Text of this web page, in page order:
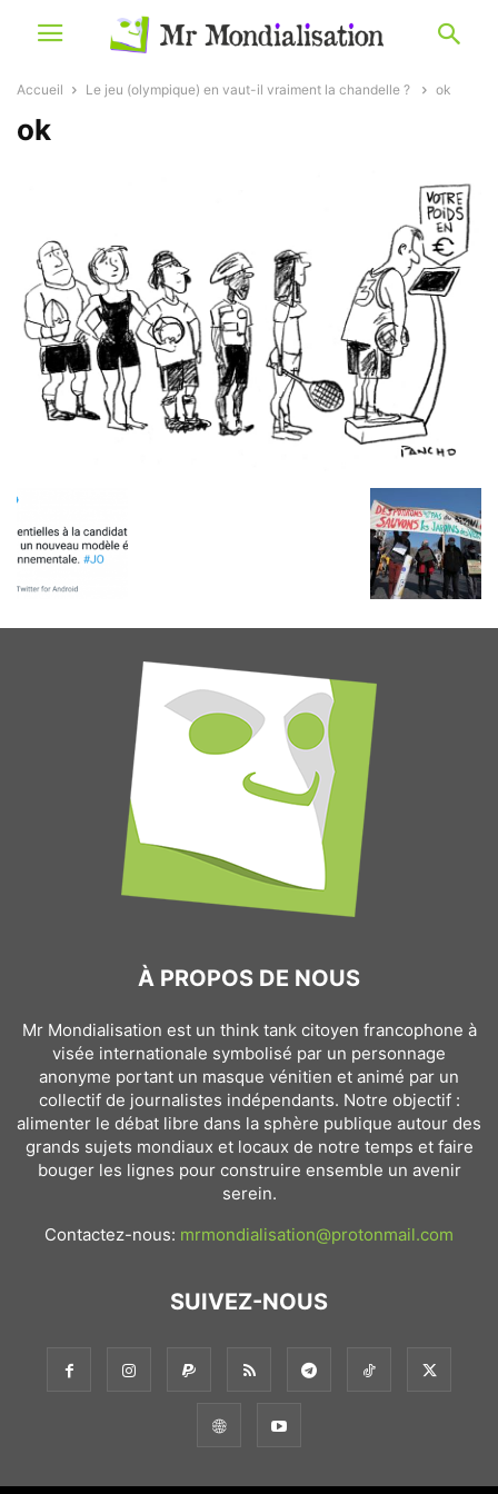
Accueil Le jeu (olympique) en vaut-il vraiment la chandelle ? ok
ok
À PROPOS DE NOUS
Mr Mondialisation est un think tank citoyen francophone à
visée internationale symbolisé par un personnage
anonyme portant un masque vénitien et animé par un
collectif de journalistes indépendants. Notre objectif :
alimenter le débat libre dans la sphère publique autour des
grands sujets mondiaux et locaux de notre temps et faire
bouger les lignes pour construire ensemble un avenir
serein.
Contactez-nous: mrmondialisation@protonmail.com
SUIVEZ-NOUS